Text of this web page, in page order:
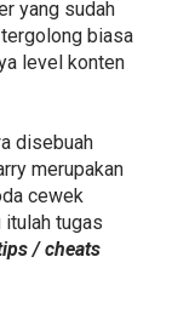
yang sudah
biasa
level konten
disebuah
merupakan
cewek
tugas
/ cheats